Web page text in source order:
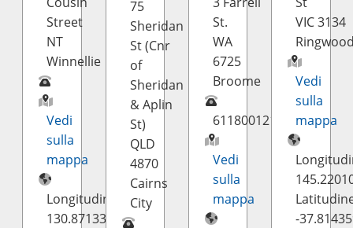
Street
NT
Winnellie
Vedi
sulla
mappa
Longitudine:
130.87133
75
Sheridan
St (Cnr
of
Sheridan
& Aplin
St)
QLD
4870
Cairns
City
St.
WA
6725
Broome
611800121421
Vedi
sulla
mappa
VIC 3134
Vedi
sulla
mappa
-